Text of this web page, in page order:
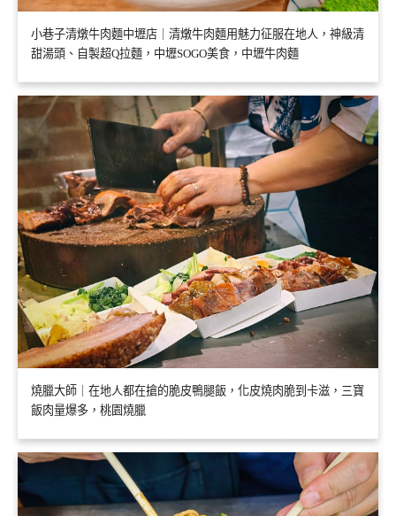
小巷子清燉牛肉麵中壢店｜清燉牛肉麵用魅力征服在地人，神級清
甜湯頭、自製超Q拉麵，中壢SOGO美食，中壢牛肉麵
燒臘大師｜在地人都在搶的脆皮鴨腿飯，化皮燒肉脆到卡滋，三寶
飯肉量爆多，桃園燒臘